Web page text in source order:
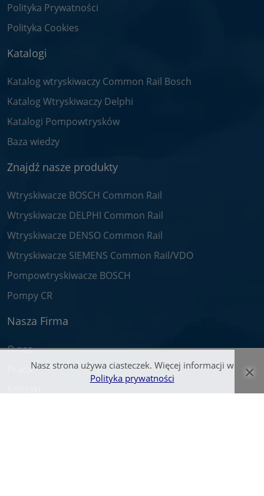
Nasz strona używa ciasteczek. Więcej informacji w
Polityka prywatności
×
Polityka Prywatności
Polityka Cookies
Katalogi
Katalog wtryskiwaczy Common Rail Bosch
Katalog Wtryskiwaczy Delphi
Katalogi Pompowtrysków
Baza wiedzy
Znajdź nasze produkty
Wtryskiwacze BOSCH Common Rail
Wtryskiwacze DELPHI Common Rail
Wtryskiwacze DENSO Common Rail
Wtryskiwacze SIEMENS Common Rail/VDO
Pompowtryskiwacze BOSCH
Pompy CR
Nasza Firma
O nas
Praca